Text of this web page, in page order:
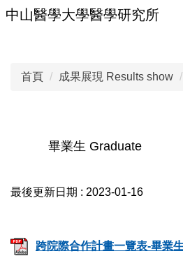
跳
中山醫學大學醫學研究所
首頁 成果展現 Results show
畢業生 Graduate
最後更新日期 : 2023-01-16
跨院際合作計畫一覽表-畢業